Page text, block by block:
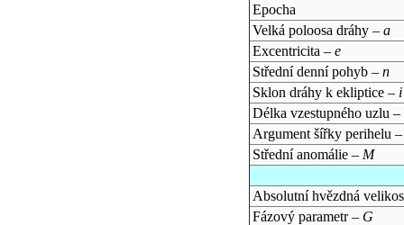
Epocha
Velká poloosa dráhy – a
Excentricita – e
Střední denní pohyb – n
Sklon dráhy k ekliptice – i
Délka vzestupného uzlu –
Argument šířky perihelu
Střední anomálie – M
Absolutní hvězdná
Fázový parametr – G